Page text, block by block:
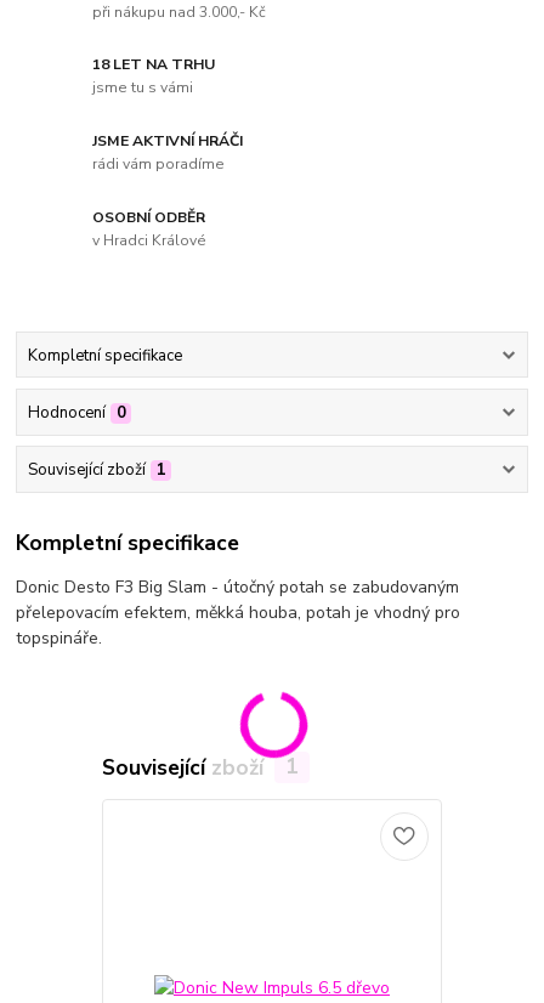
při nákupu nad 3.000,- Kč
18 LET NA TRHU
jsme tu s vámi
JSME AKTIVNÍ HRÁČI
rádi vám poradíme
OSOBNÍ ODBĚR
v Hradci Králové
Kompletní specifikace
Hodnocení 0
Související zboží 1
Kompletní specifikace
Donic Desto F3 Big Slam - útočný potah se zabudovaným
přelepovacím efektem, měkká houba, potah je vhodný pro
topspináře.
Související zboží 1